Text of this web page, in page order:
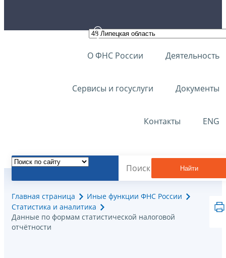
О ФНС России Деятельность
Сервисы и госуслуги Документы
Контакты ENG
Найти
Главная страница
Иные функции ФНС России
Статистика и аналитика
Данные по формам статистической налоговой
отчётности